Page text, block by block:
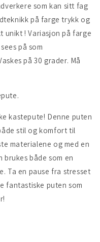
som kan sitt fag
på farge trykk og
! Variasjon på farge
på som
på 30 grader. Må
kastepute! Denne puten
stil og komfort til
materialene og med en
både som en
Ta en pause fra stresset
fantastiske puten som